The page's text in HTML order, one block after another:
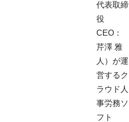
代表取締
役
CEO：
芹澤 雅
人）が運
営するク
ラウド人
事労務ソ
フト